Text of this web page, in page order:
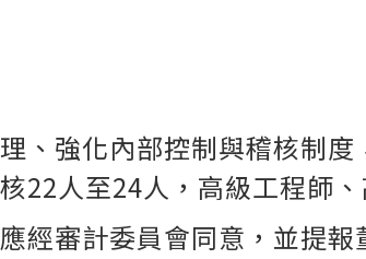
、強化內部控制與稽核制
22人至24人 ， 高級工程師
經審計委員會同意，並提報